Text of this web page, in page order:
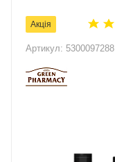
Акція
Артикул: 5300097288